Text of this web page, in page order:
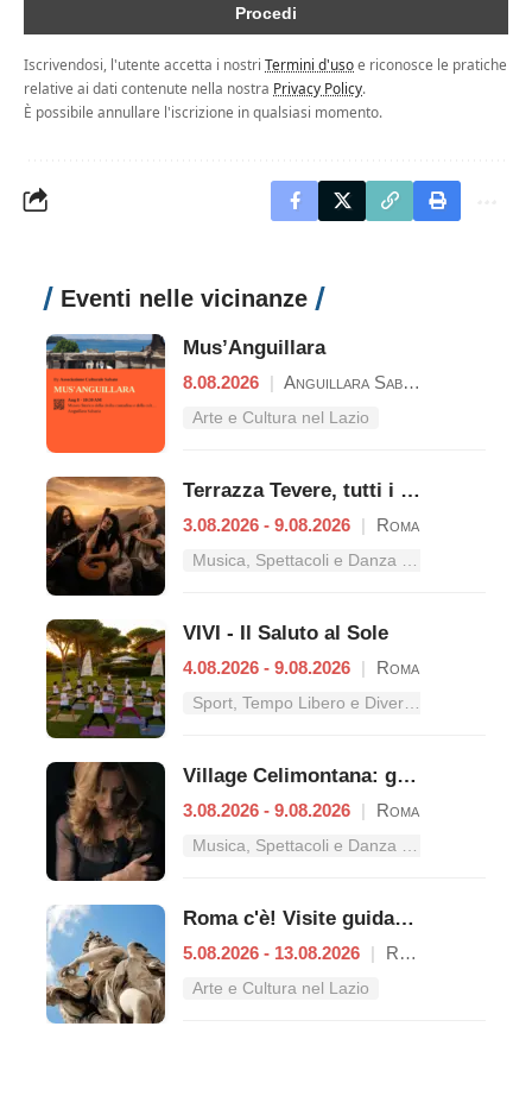
Iscrivendosi, l'utente accetta i nostri Termini d'usoe riconosce le pratiche
relative ai dati contenute nella nostra Privacy Policy.
È possibile annullare l'iscrizione in qualsiasi momento.
Eventi nelle vicinanze
Mus’Anguillara
8.08.2026 | Anguillara Sabazia
Arte e Cultura nel Lazio
Terrazza Tevere, tutti i concerti dal 3 al 9 agosto
3.08.2026 - 9.08.2026 | Roma
VIVI - Il Saluto al Sole
4.08.2026 - 9.08.2026 | Roma
Village Celimontana: gli appuntamenti dal 3 al 9 agosto
3.08.2026 - 9.08.2026 | Roma
Roma c'è! Visite guidate (anche per bambini) dal 5 al 13 agosto 2026
5.08.2026 - 13.08.2026 | Roma
Arte e Cultura nel Lazio